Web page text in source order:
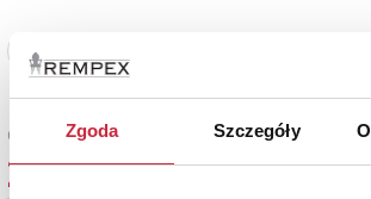
Zgoda Szczegóły
Zobacz pełne informacje
Cena sprzedaży
28 000 zł